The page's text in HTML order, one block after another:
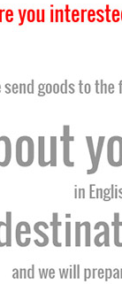
w celu ułatwienia
w celu ułatwienia